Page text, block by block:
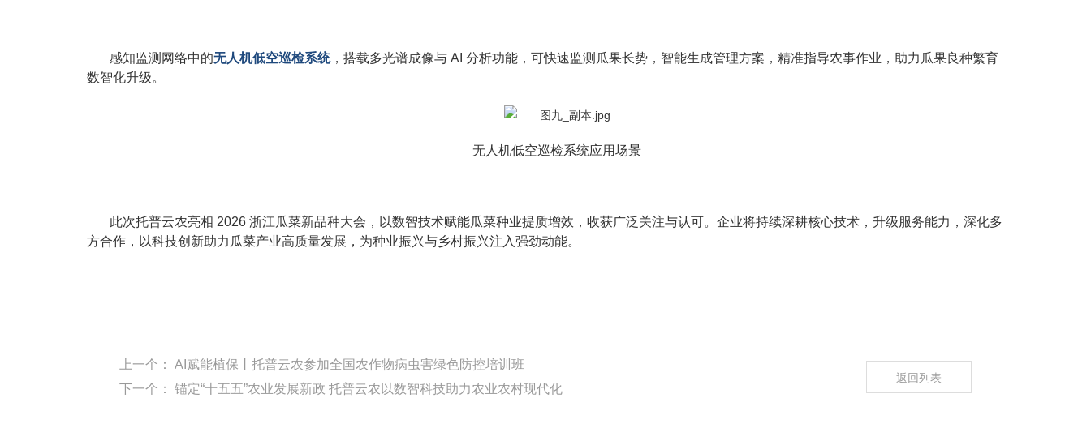
感知监测网络中的无人机低空巡检系统，搭载多光谱成像与 AI 分析功能，可快速监测瓜果长势，智能生成管理方案，精准指导农事作业，助力瓜果良种繁育
数智化升级。
无人机低空巡检系统应用场景
此次托普云农亮相 2026 浙江瓜菜新品种大会，以数智技术赋能瓜菜种业提质增效，收获广泛关注与认可。企业将持续深耕核心技术，升级服务能力，深化多
方合作，以科技创新助力瓜菜产业高质量发展，为种业振兴与乡村振兴注入强劲动能。
上一个：
AI赋能植保丨托普云农参加全国农作物病虫害绿色防控培训班
下一个：
锚定“十五五”农业发展新政 托普云农以数智科技助力农业农村现代化
返回列表